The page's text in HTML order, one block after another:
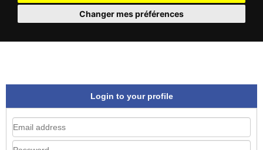
Changer mes préférences
Login to your profile